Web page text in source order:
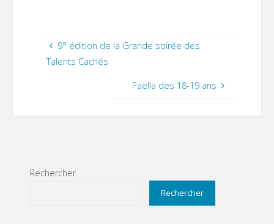
9° édition de la Grande soirée des
Talents Cachés
Paëlla des 18-19 ans
Rechercher
Rechercher